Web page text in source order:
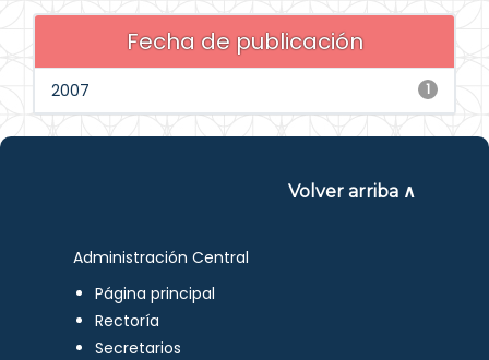
Fecha de publicación
1
2007
Volver arriba ∧
Administración Central
Página principal
Rectoría
Secretarios